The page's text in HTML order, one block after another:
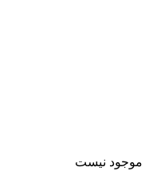
موجود نیست